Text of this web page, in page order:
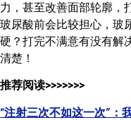
力，甚至改善面部轮廓，
玻尿酸前会比较担心，玻
硬？打完不满意有没有解
清楚！
推荐阅读>>>>>>>
“注射三次不如这一次”：